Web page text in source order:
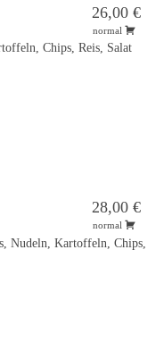
26,00 €
normal
Chips, Reis, Salat
28,00 €
normal
Nudeln, Kartoffeln, Chips,